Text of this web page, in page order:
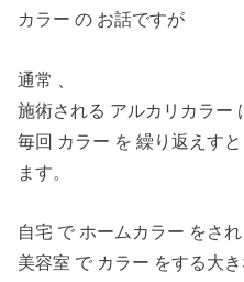
カラー の お話ですが
通常 、
施術される アルカリカラー
毎回 カラー を 繰り返えす
ます。
自宅 で ホームカラー をされ
美容室 で カラー をする大